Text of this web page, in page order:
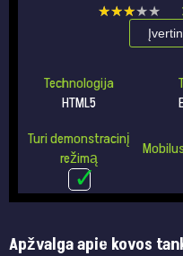
★★★★★
★★★★★
Technologija
HTML5
Turi demonstracinį
režimą
Apžvalga apie kovos